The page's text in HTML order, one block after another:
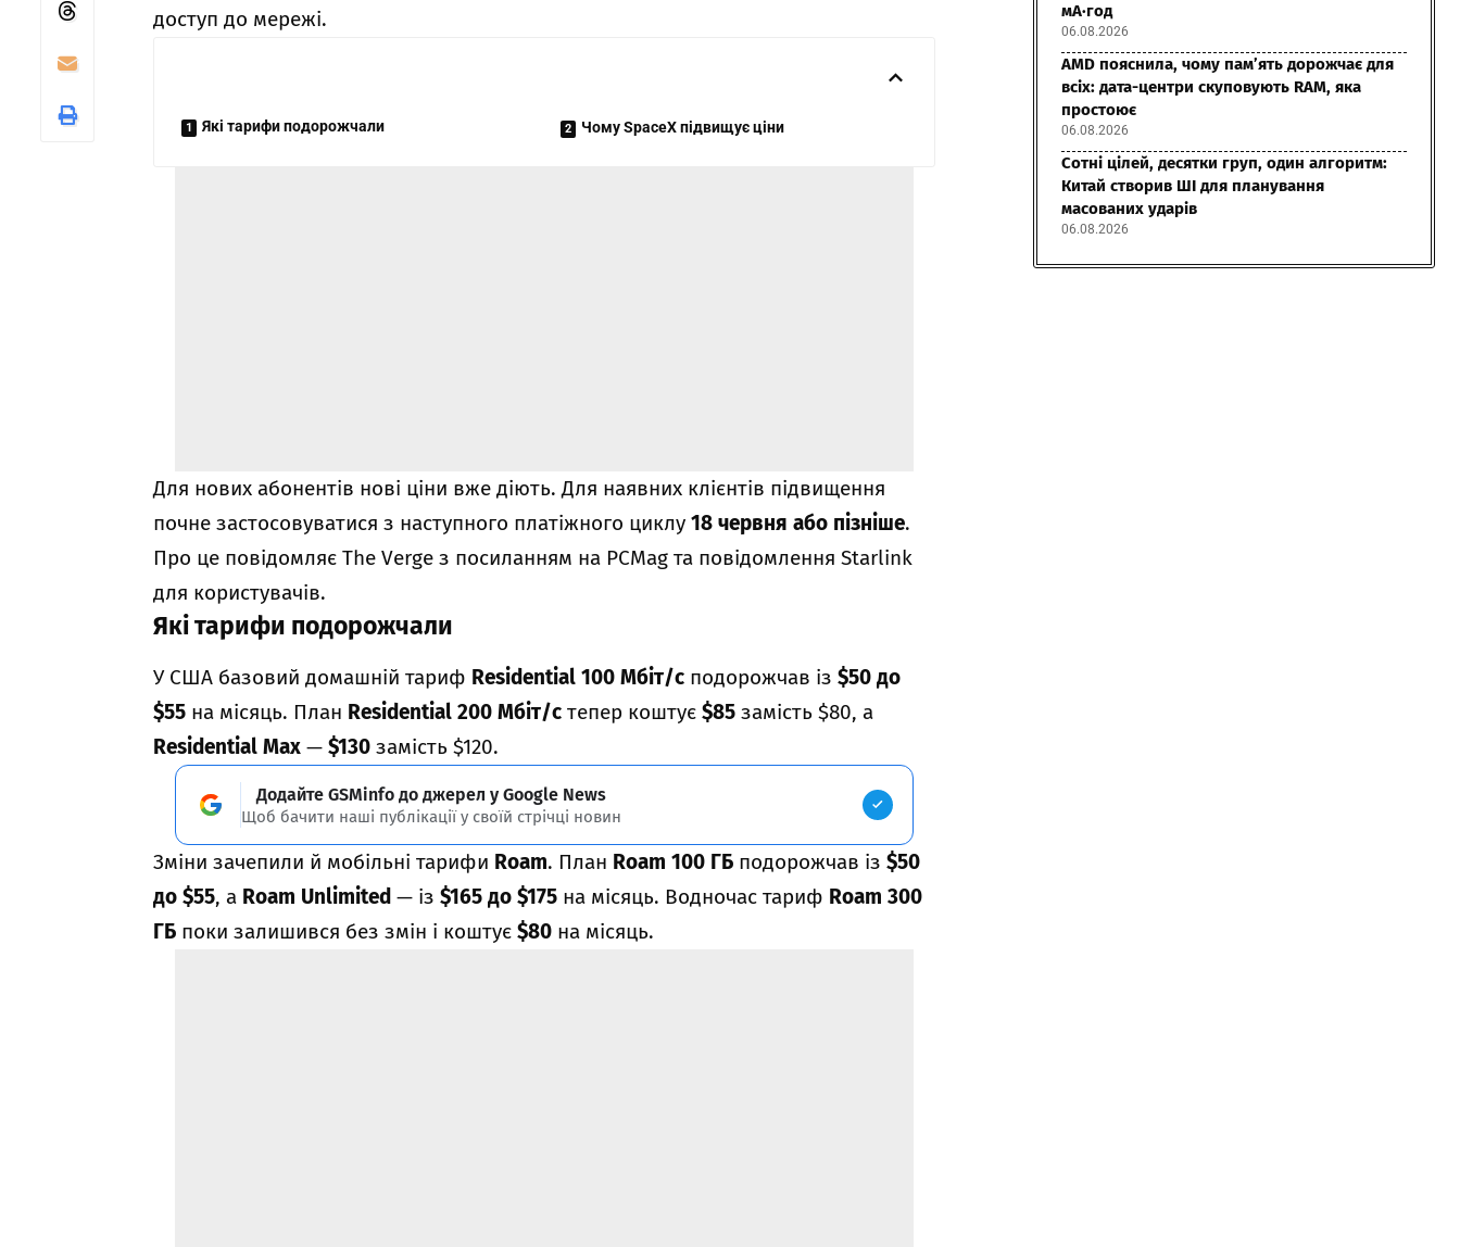
доступ до мережі.
Які тарифи подорожчали Чому SpaceX підвищує ціни
Для нових абонентів нові ціни вже діють. Для наявних клієнтів підвищення
почне застосовуватися з наступного платіжного циклу18 червня або пізніше.
Про це повідомляє The Verge з посиланням на PCMag та повідомлення Starlink
для користувачів.
Які тарифи подорожчали
У США базовий домашній тариф Residential 100 Мбіт/с подорожчав із$50 до
$55 на місяць. План Residential 200 Мбіт/с тепер коштує$85 замість $80, а
Residential Max —$130 замість $120.
Додайте GSMinfo до джерел у Google News
Щоб бачити наші публікації у своїй стрічці новин
Зміни зачепили й мобільні тарифи Roam. План Roam 100 ГБ подорожчав із$50
до $55, а Roam Unlimited — із$165 до $175 на місяць. Водночас тариф Roam 300
ГБ поки залишився без змін і коштує$80 на місяць.
мА·год
06.08.2026
AMD пояснила, чому пам’ять дорожчає для
всіх: дата-центри скуповують RAM, яка
простоює
06.08.2026
Сотні цілей, десятки груп, один алгоритм:
Китай створив ШІ для планування
масованих ударів
06.08.2026